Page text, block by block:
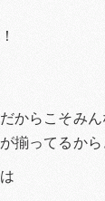
からこそみん
揃ってるか